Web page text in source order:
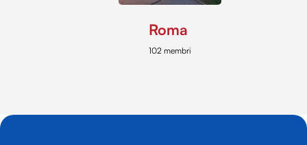
Roma
102 membri